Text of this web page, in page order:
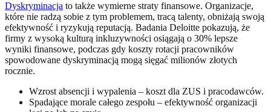
Dyskryminacja to także wymierne straty finansowe. Organizacje,
które nie radzą sobie z tym problemem, tracą talenty, obniżają swoją
efektywność i ryzykują reputacją. Badania Deloitte pokazują, że
firmy z wysoką kulturą inkluzywności osiągają o 30% lepsze
wyniki finansowe, podczas gdy koszty rotacji pracowników
spowodowane dyskryminacją mogą sięgać milionów złotych
rocznie.
Wzrost absencji i wypalenia – koszt dla ZUS i pracodawców.
Spadające morale całego zespołu – efektywność organizacji